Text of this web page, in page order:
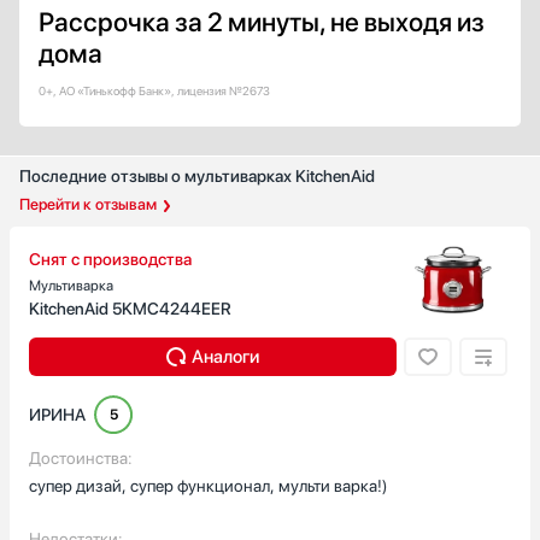
Рассрочка за 2 минуты, не выходя из
дома
0+, АО «Тинькофф Банк», лицензия №2673
Последние отзывы о мультиварках KitchenAid
Перейти к отзывам
Снят с производства
Мультиварка
KitchenAid 5KMC4244EER
Аналоги
ИРИНА 5
Достоинства:
супер дизай, супер функционал, мульти варка!)